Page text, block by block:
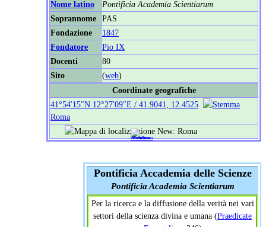
Nome latino
Pontificia Academia Scientiarum
Soprannome
PAS
Fondazione
1847
Fondatore
Pio IX
Docenti
80
Sito
(web)
Coordinate geografiche
41°54′15″N 12°27′09″E / 41.9041, 12.4525
Roma
Pontificia Accademia delle Scienze
Pontificia Academia Scientiarum
Per la ricerca e la diffusione della verità nei vari
settori della scienza divina e umana (Praedicate